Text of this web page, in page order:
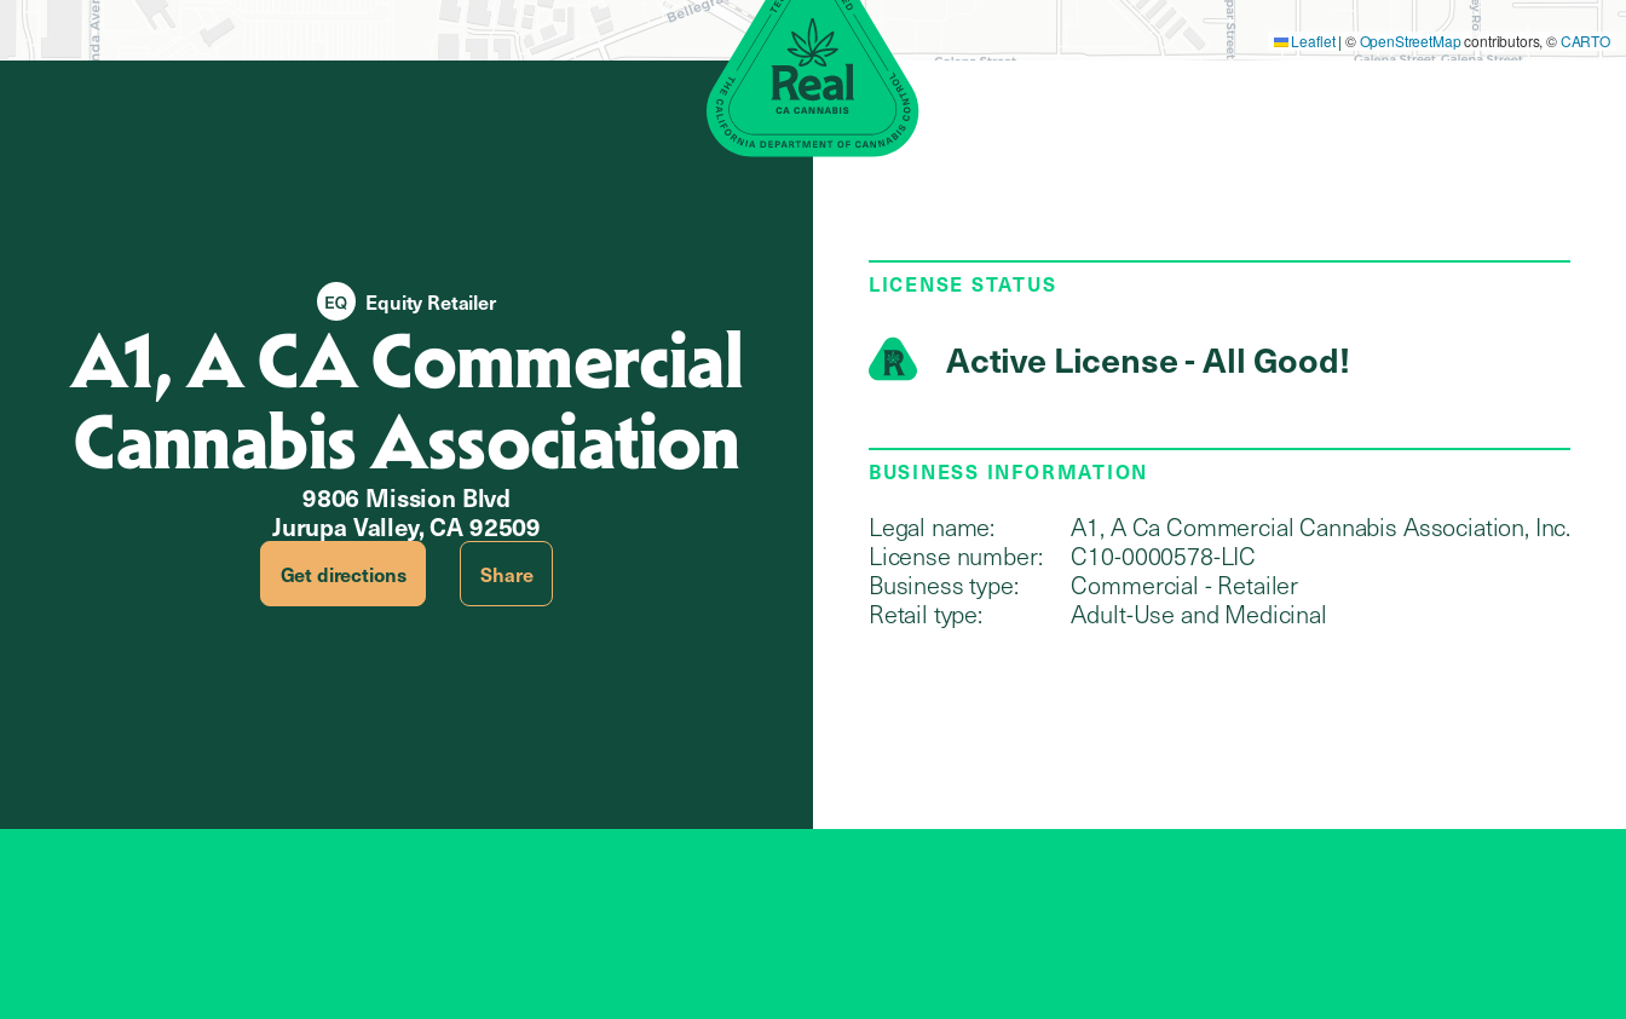
Leaflet | ©OpenStreetMapcontributors, ©CARTO
Equity Retailer
A1, A CA Commercial
Cannabis Association
9806 Mission Blvd
Jurupa Valley, CA 92509
Get directions Share
LICENSE STATUS
Active License - All Good!
BUSINESS INFORMATION
Legal name:
A1, A Ca Commercial Cannabis Association, Inc.
License number:
C10-0000578-LIC
Business type:
Commercial - Retailer
Retail type:
Adult-Use and Medicinal